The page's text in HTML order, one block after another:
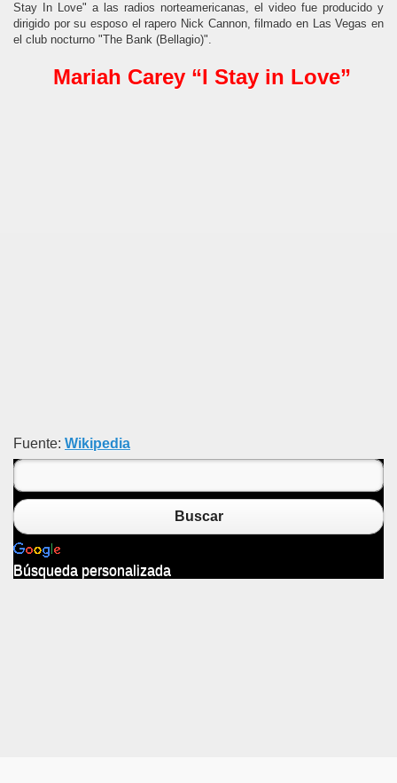
Stay In Love" a las radios norteamericanas, el video fue producido y
dirigido por su esposo el rapero Nick Cannon, filmado en Las Vegas en
el club nocturno "The Bank (Bellagio)".
Mariah Carey “I Stay in Love”
Fuente: Wikipedia
Buscar
Búsqueda personalizada